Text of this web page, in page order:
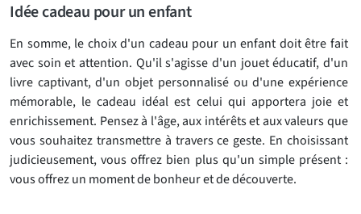
Idée cadeau pour un enfant
En somme, le choix d'un cadeau pour un enfant doit être fait
avec soin et attention. Qu'il s'agisse d'un jouet éducatif, d'un
livre captivant, d'un objet personnalisé ou d'une expérience
mémorable, le cadeau idéal est celui qui apportera joie et
enrichissement. Pensez à l'âge, aux intérêts et aux valeurs que
vous souhaitez transmettre à travers ce geste. En choisissant
judicieusement, vous offrez bien plus qu'un simple présent :
vous offrez un moment de bonheur et de découverte.